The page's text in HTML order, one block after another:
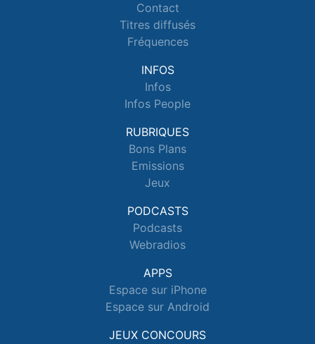
Contact
Titres diffusés
Fréquences
INFOS
Infos
Infos People
RUBRIQUES
Bons Plans
Emissions
Jeux
PODCASTS
Podcasts
Webradios
APPS
Espace sur iPhone
Espace sur Android
JEUX CONCOURS